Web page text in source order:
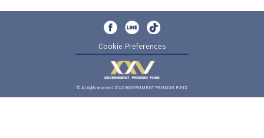
Cookie Preferences
© All rights reserved 2562 GOVERNMENT PENSION FUND